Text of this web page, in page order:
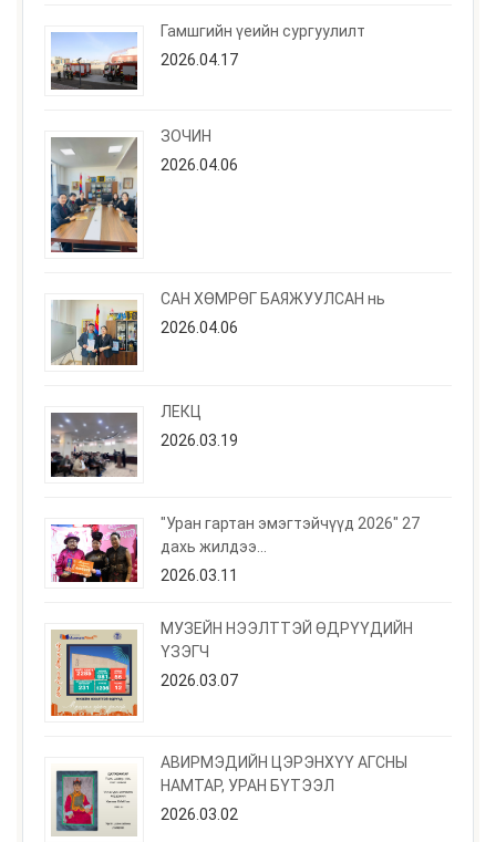
Гамшгийн үеийн сургуулилт
2026.04.17
ЗОЧИН
2026.04.06
САН ХӨМРӨГ БАЯЖУУЛСАН нь
2026.04.06
ЛЕКЦ
2026.03.19
"Уран гартан эмэгтэйчүүд 2026" 27
дахь жилдээ...
2026.03.11
МУЗЕЙН НЭЭЛТТЭЙ ӨДРҮҮДИЙН
ҮЗЭГЧ
2026.03.07
АВИРМЭДИЙН ЦЭРЭНХҮҮ АГСНЫ
НАМТАР, УРАН БҮТЭЭЛ
2026.03.02